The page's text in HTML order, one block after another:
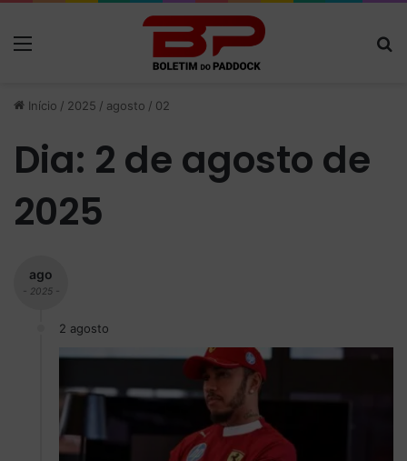
Início / 2025 / agosto / 02
Dia: 2 de agosto de
2025
ago
- 2025 -
2 agosto